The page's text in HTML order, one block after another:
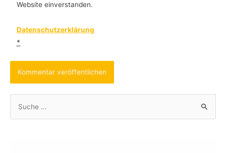
Website einverstanden.
Datenschutzerklärung
*